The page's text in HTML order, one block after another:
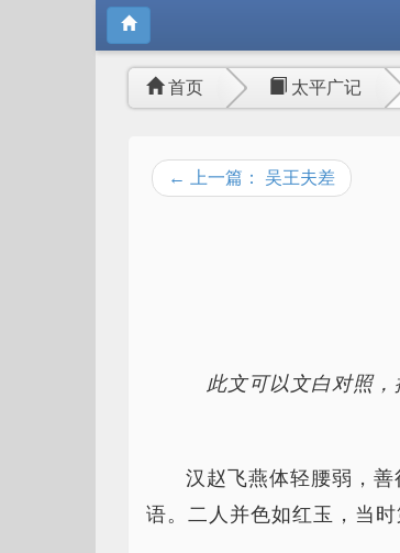
首页 太平广记
← 上一篇： 吴王夫差
此文可以文白对照，
汉赵飞燕体轻腰弱，善
语。二人并色如红玉，当时